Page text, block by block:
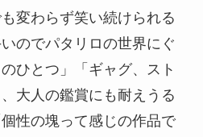
変わらず笑い続けられる
のでパタリロの世界にぐ
ひとつ」「ギャグ、スト
大人の鑑賞にも耐えうる
性の塊って感じの作品で